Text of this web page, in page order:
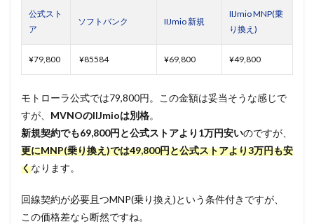
公式スト
ア
ソフトバンク IIJmio 新規
IIJmio MNP(乗
り換え)
¥79,800 ¥85584 ¥69,800 ¥49,800
モトローラ公式では79,800円。この金額は妥当そうな感じで
すが、 MVNOのIIJmioは別格。
新規契約でも69,800円と公式ストアより1万円安いのですが、
更にMNP(乗り換え)では49,800円と公式ストアより3万円も安
くなります。
回線契約が必要且つMNP(乗り換え)という条件付きですが、
この価格差なら断然ですね。